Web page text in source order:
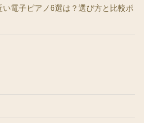
い電子ピアノ6選は？選び方と比較ポ